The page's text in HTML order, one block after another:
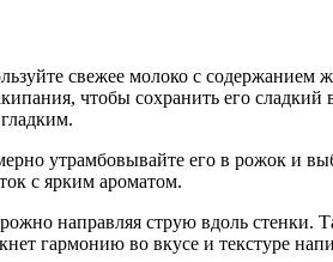
свежее молоко с содержанием
чтобы сохранить его
утрамбовывайте его в рожок и
с ярким ароматом.
направляя струю вдоль стенки.
гармонию во вкусе и текстуре